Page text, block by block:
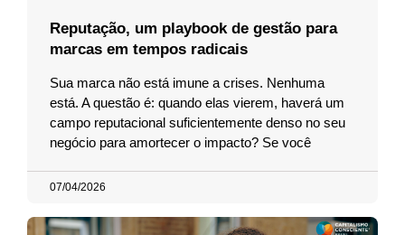
Reputação, um playbook de gestão para
marcas em tempos radicais
Sua marca não está imune a crises. Nenhuma
está. A questão é: quando elas vierem, haverá um
campo reputacional suficientemente denso no seu
negócio para amortecer o impacto? Se você
07/04/2026